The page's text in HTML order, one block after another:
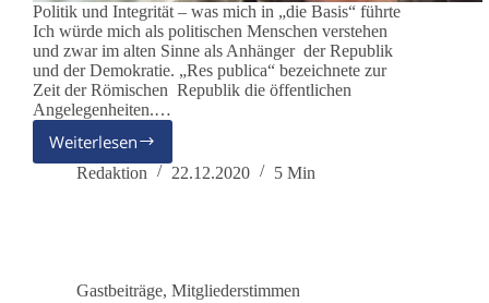
Politik und Integrität – was mich in „die Basis“ führte
Ich würde mich als politischen Menschen verstehen
und zwar im alten Sinne als Anhänger der Republik
und der Demokratie. „Res publica“ bezeichnete zur
Zeit der Römischen Republik die öffentlichen
Angelegenheiten.…
Weiterlesen
Michael
M.
Redaktion 22.12.2020 5 Min
Gastbeiträge, Mitgliederstimmen